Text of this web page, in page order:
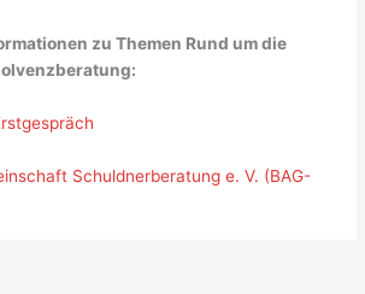
zu Themen Rund um die
Schuldnerberatung e. V. (BAG-